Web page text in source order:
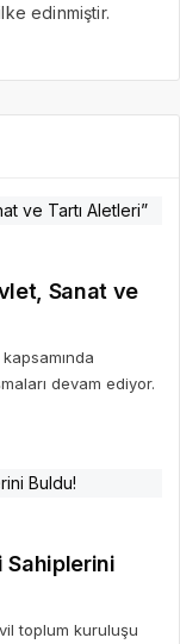
edinmiştir.
Sanat ve
devam ediyor.
Sahiplerini
toplum kuruluşu